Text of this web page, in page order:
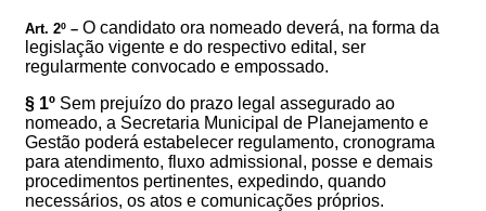
Art. 2º – O candidato ora nomeado deverá, na forma da
legislação vigente e do respectivo edital, ser
regularmente convocado e empossado.
§ 1º Sem prejuízo do prazo legal assegurado ao
nomeado, a Secretaria Municipal de Planejamento e
Gestão poderá estabelecer regulamento, cronograma
para atendimento, fluxo admissional, posse e demais
procedimentos pertinentes, expedindo, quando
necessários, os atos e comunicações próprios.